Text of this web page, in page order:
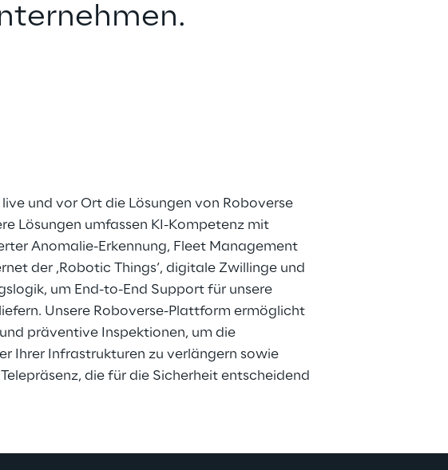
live und vor Ort die Lösungen von Roboverse
Lösungen umfassen KI-Kompetenz mit
Anomalie-Erkennung, Fleet Management
der ‚Robotic Things‘, digitale Zwillinge und
um End-to-End Support für unsere
Unsere Roboverse-Plattform ermöglicht
präventive Inspektionen, um die
Ihrer Infrastrukturen zu verlängern sowie
die für die Sicherheit entscheidend